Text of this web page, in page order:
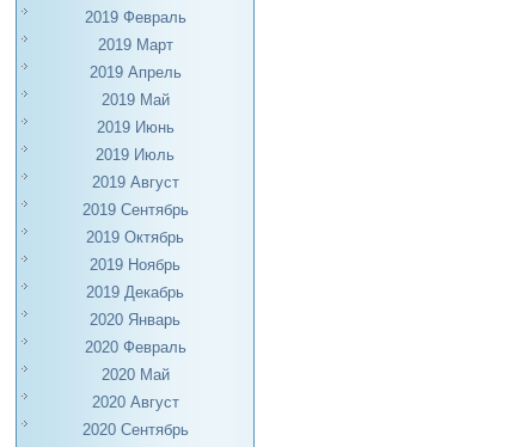
2019 Февраль
2019 Март
2019 Апрель
2019 Май
2019 Июнь
2019 Июль
2019 Август
2019 Сентябрь
2019 Октябрь
2019 Ноябрь
2019 Декабрь
2020 Январь
2020 Февраль
2020 Май
2020 Август
2020 Сентябрь